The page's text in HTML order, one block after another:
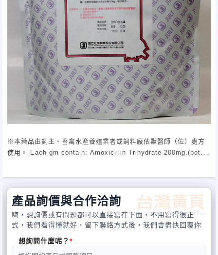
※本藥品由飼主、畜禽水產養殖業者或飼料廠依獸醫師（佐）處方
使用。 Each gm contain: Amoxicillin Trihydrate 200mg.(pot.)
C.R.D.、傳染性可利查、大腸桿菌症、葡萄球菌症及細菌性下痢。
產品詢價與合作洽詢
嗨，想詢價或有問題都可以直接寫在下面，不用寫得很正
式，我們看得懂就好，留下聯絡方式後，我們會盡快回覆你
想詢問什麼呢？